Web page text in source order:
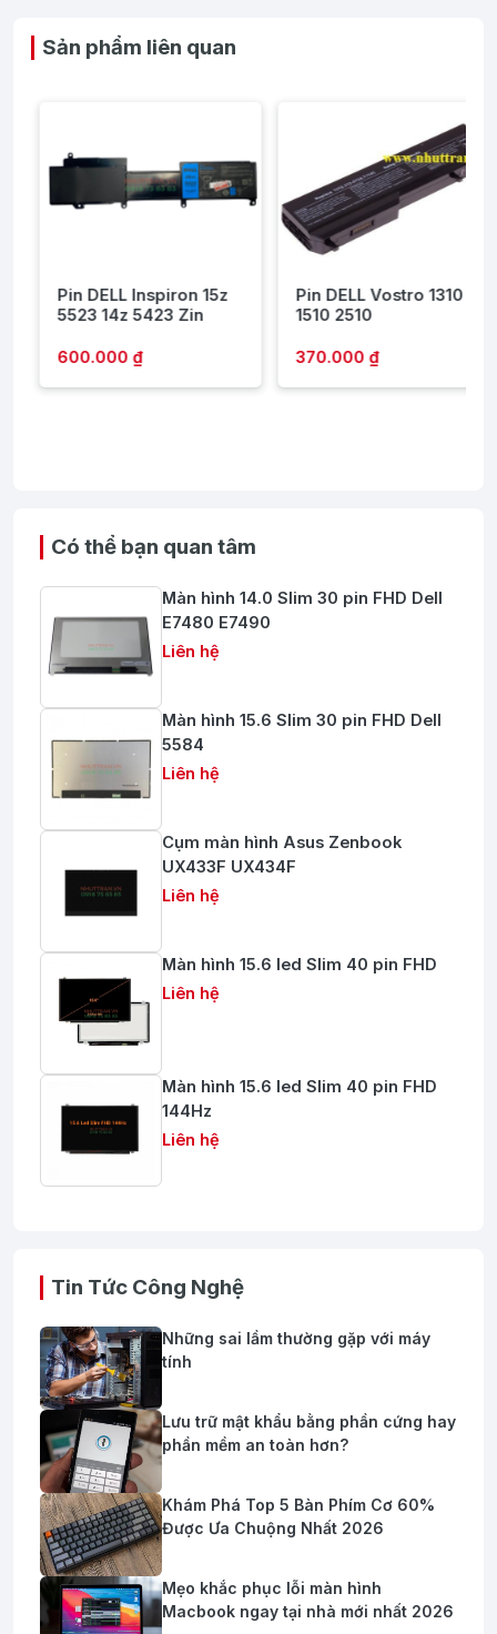
Sản phẩm liên quan
Pin DELL Inspiron 15z
5523 14z 5423 Zin
600.000 ₫
Pin DELL Vostro 1310
1510 2510
370.000 ₫
Có thể bạn quan tâm
Màn hình 14.0 Slim 30 pin FHD Dell
E7480 E7490
Liên hệ
Màn hình 15.6 Slim 30 pin FHD Dell
5584
Liên hệ
Cụm màn hình Asus Zenbook
UX433F UX434F
Liên hệ
Màn hình 15.6 led Slim 40 pin FHD
Liên hệ
Màn hình 15.6 led Slim 40 pin FHD
144Hz
Liên hệ
Tin Tức Công Nghệ
Những sai lầm thường gặp với máy
tính
Lưu trữ mật khẩu bằng phần cứng hay
phần mềm an toàn hơn?
Khám Phá Top 5 Bàn Phím Cơ 60%
Được Ưa Chuộng Nhất 2026
Mẹo khắc phục lỗi màn hình
Macbook ngay tại nhà mới nhất 2026